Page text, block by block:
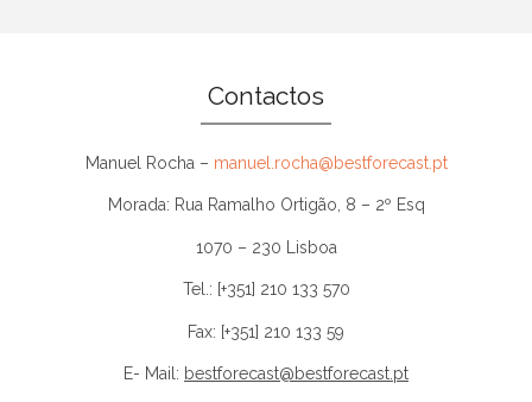
Contactos
Manuel Rocha – manuel.rocha@bestforecast.pt
Morada: Rua Ramalho Ortigão, 8 – 2º Esq
1070 – 230 Lisboa
Tel.: [+351] 210 133 570
Fax: [+351] 210 133 59
E- Mail: bestforecast@bestforecast.pt